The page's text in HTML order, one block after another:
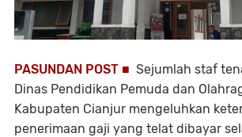
PASUNDAN POST ■ Sejumlah staf
Dinas Pendidikan Pemuda dan
Kabupaten Cianjur mengeluhkan
penerimaan gaji yang telat dibayar